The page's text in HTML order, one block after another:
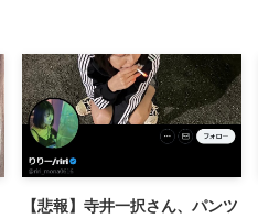
【悲報】寺井一択さん、パンツ